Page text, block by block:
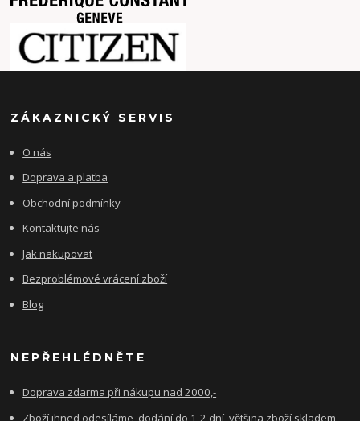
ZÁKAZNICKÝ SERVIS
O nás
Doprava a platba
Obchodní podmínky
Kontaktujte nás
Jak nakupovat
Bezproblémové vrácení zboží
Blog
NEPŘEHLÉDNĚTE
Doprava zdarma při nákupu nad 2000,-
Zboží ihned odesíláme, dodání do 1-2 dní, většina zboží skladem